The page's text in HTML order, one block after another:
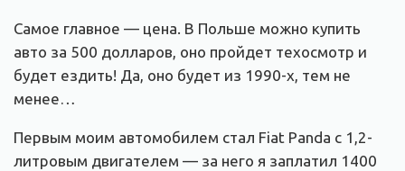
Самое главное — цена. В Польше можно купить
авто за 500 долларов, оно пройдет техосмотр и
будет ездить! Да, оно будет из 1990-х, тем не
менее…
Первым моим автомобилем стал Fiat Panda с 1,2-
литровым двигателем — за него я заплатил 1400